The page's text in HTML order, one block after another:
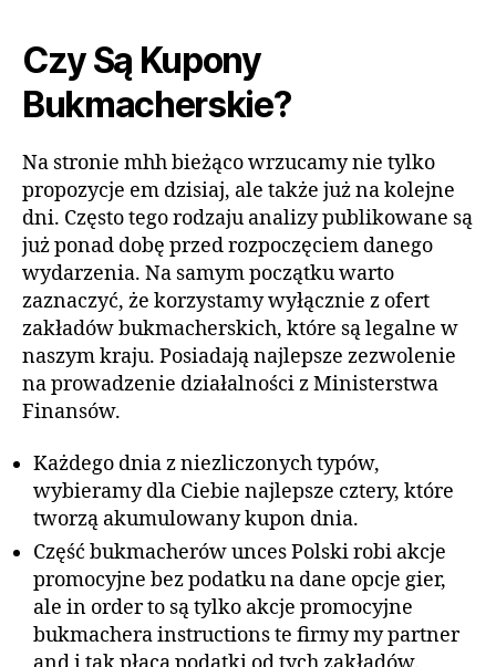
Czy Są Kupony
Bukmacherskie?
Na stronie mhh bieżąco wrzucamy nie tylko
propozycje em dzisiaj, ale także już na kolejne
dni. Często tego rodzaju analizy publikowane są
już ponad dobę przed rozpoczęciem danego
wydarzenia. Na samym początku warto
zaznaczyć, że korzystamy wyłącznie z ofert
zakładów bukmacherskich, które są legalne w
naszym kraju. Posiadają najlepsze zezwolenie
na prowadzenie działalności z Ministerstwa
Finansów.
Każdego dnia z niezliczonych typów,
wybieramy dla Ciebie najlepsze cztery, które
tworzą akumulowany kupon dnia.
Część bukmacherów unces Polski robi akcje
promocyjne bez podatku na dane opcje gier,
ale in order to są tylko akcje promocyjne
bukmachera instructions te firmy my partner